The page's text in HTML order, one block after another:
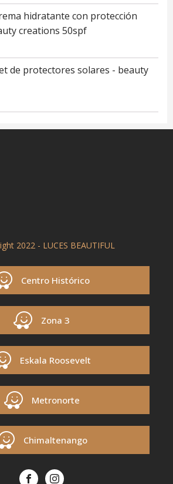
hidratante con protección
creations 50spf
de protectores solares - beauty
2022 - LUCES BEAUTIFUL
Centro Histórico
Zona 3
Eskala Roosevelt
Metronorte
Chimaltenango